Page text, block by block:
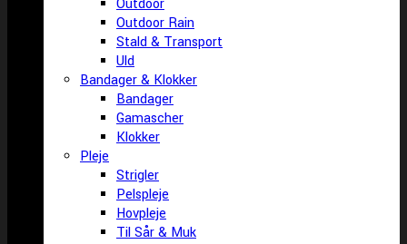
Outdoor
Outdoor Rain
Stald & Transport
Uld
Bandager & Klokker
Bandager
Gamascher
Klokker
Pleje
Strigler
Pelspleje
Hovpleje
Til Sår & Muk